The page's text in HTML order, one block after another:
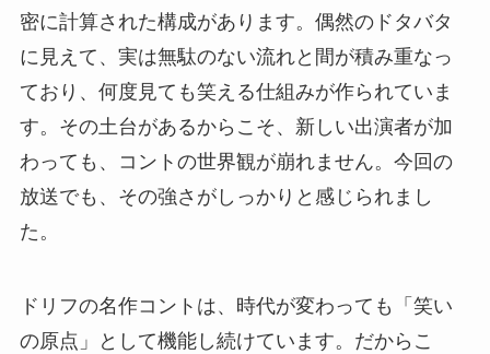
密に計算された構成があります。偶然のドタバタ
に見えて、実は無駄のない流れと間が積み重なっ
ており、何度見ても笑える仕組みが作られていま
す。その土台があるからこそ、新しい出演者が加
わっても、コントの世界観が崩れません。今回の
放送でも、その強さがしっかりと感じられまし
た。
ドリフの名作コントは、時代が変わっても「笑い
の原点」として機能し続けています。だからこ